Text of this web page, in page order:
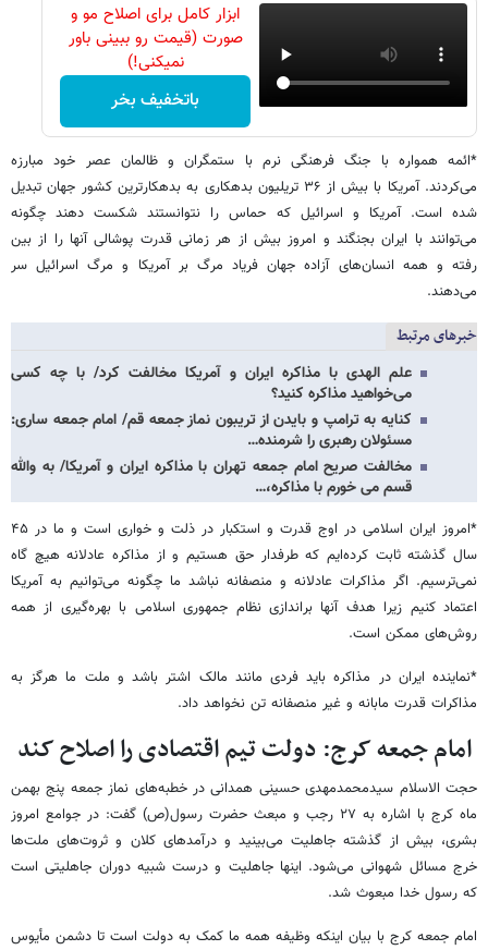
ابزار کامل برای اصلاح مو و
صورت (قیمت رو ببینی باور
نمیکنی!)
باتخفیف بخر
*ائمه همواره با جنگ فرهنگی نرم با ستمگران و ظالمان عصر خود مبارزه
می‌کردند. آمریکا با بیش از ۳۶ تریلیون بدهکاری به بدهکارترین کشور جهان تبدیل
شده است. آمریکا و اسرائیل که حماس را نتوانستند شکست دهند چگونه
می‌توانند با ایران بجنگند و امروز بیش از هر زمانی قدرت پوشالی آنها را از بین
رفته و همه انسان‌های آزاده جهان فریاد مرگ بر آمریکا و مرگ اسرائیل سر
می‌دهند.
خبرهای مرتبط
علم الهدی با مذاکره ایران و آمریکا مخالفت کرد/ با چه کسی
می‌خواهید مذاکره کنید؟
کنایه به ترامپ و بایدن از تریبون نماز جمعه قم/ امام جمعه ساری:
مسئولان رهبری را شرمنده…
مخالفت صریح امام جمعه تهران با مذاکره ایران و آمریکا/ به والله
قسم می خورم با مذاکره،…
*امروز ایران اسلامی در اوج قدرت و استکبار در ذلت و خواری است و ما در ۴۵
سال گذشته ثابت کرده‌ایم که طرفدار حق هستیم و از مذاکره عادلانه هیچ گاه
نمی‌ترسیم. اگر مذاکرات عادلانه و منصفانه نباشد ما چگونه می‌توانیم به آمریکا
اعتماد کنیم زیرا هدف آنها براندازی نظام جمهوری اسلامی با بهره‌گیری از همه
روش‌های ممکن است.
*نماینده ایران در مذاکره باید فردی مانند مالک اشتر باشد و ملت ما هرگز به
مذاکرات قدرت مابانه و غیر منصفانه تن نخواهد داد.
امام جمعه کرج: دولت تیم اقتصادی را اصلاح کند
حجت الاسلام سیدمحمدمهدی حسینی همدانی در خطبه‌های نماز جمعه پنج بهمن
ماه کرج با اشاره به ۲۷ رجب و مبعث حضرت رسول(ص) گفت: در جوامع امروز
بشری، بیش از گذشته جاهلیت می‌بینید و درآمدهای کلان و ثروت‌های ملت‌ها
خرج مسائل شهوانی می‌شود. اینها جاهلیت و درست شبیه دوران جاهلیتی است
که رسول خدا مبعوث شد.
امام جمعه کرج با بیان اینکه وظیفه همه ما کمک به دولت است تا دشمن مأیوس